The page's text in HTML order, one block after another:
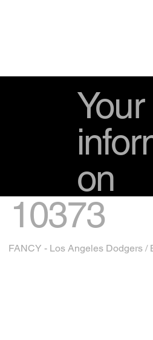
on
10373
FANCY - Los Angeles Dodgers /